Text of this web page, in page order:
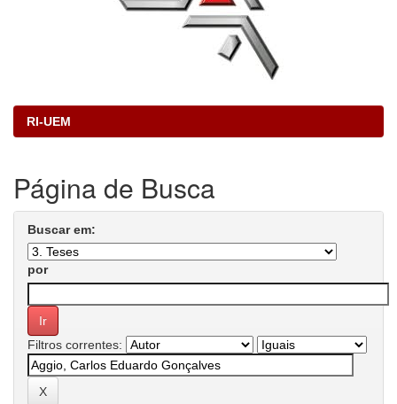
RI-UEM
Página de Busca
Buscar em:
por
Filtros correntes: